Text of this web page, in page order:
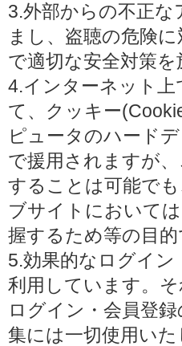
3.外部からの不正
まし、盗聴の危険
で適切な安全対策
4.インターネット
て、クッキー
ピュータのハード
で援用されますが
することは可能で
ブサイトにおいて
握するため等の目
5.効果的なログイ
利用しています。
ログイン・会員登
集には一切使用い